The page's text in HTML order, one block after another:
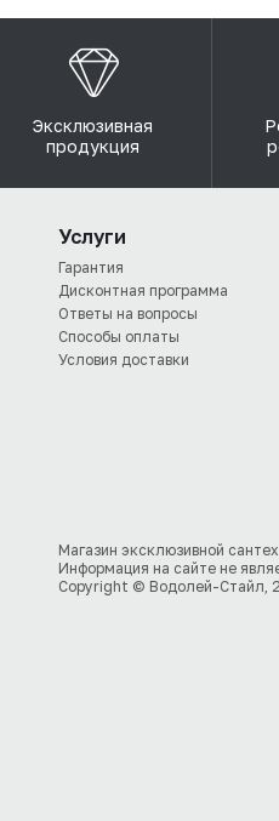
Эксклюзивная
продукция
Услуги
Гарантия
Дисконтная программа
Ответы на вопросы
Способы оплаты
Условия доставки
Магазин эксклюзивной
Информация на сайте не
Copyright © Водолей-Стайл,